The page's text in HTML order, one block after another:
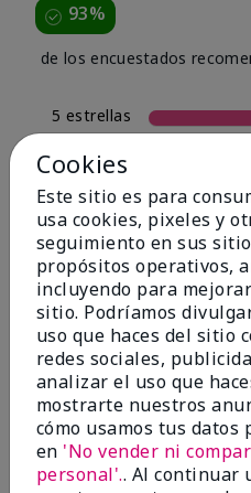
93%
de los encuestados
5 estrellas
4 estrellas
3 estrellas
2 estrellas
1 estrella
Tipo De
Filtrar
reseñas
por
Tipo
de
piel
Cookies
Este sitio es para
usa cookies, pixeles y
seguimiento en sus
propósitos operativos,
incluyendo para
sitio. Podríamos
uso que haces del sitio
redes sociales,
analizar el uso que
mostrarte nuestros
cómo usamos tus datos
en 'No vender ni
personal'.. Al continuar